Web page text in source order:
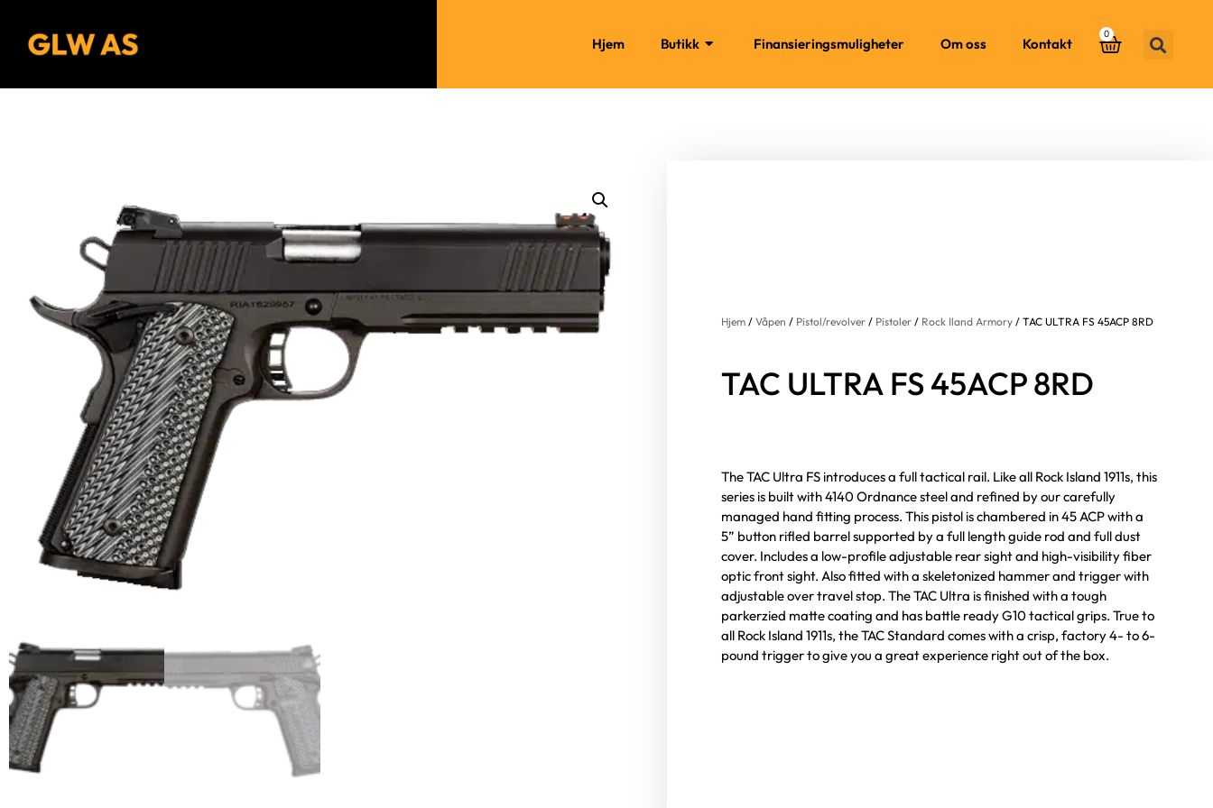
Hjem Butikk Finansieringsmuligheter Om oss Kontakt
0
Hjem /Våpen / Pistol/revolver / Pistoler / Rock Iland Armory / TAC ULTRA FS 45ACP 8RD
TAC ULTRA FS 45ACP 8RD
The TAC Ultra FS introduces a full tactical rail. Like all Rock Island 1911s, this
series is built with 4140 Ordnance steel and refined by our carefully
managed hand fitting process. This pistol is chambered in 45 ACP with a
5” button rifled barrel supported by a full length guide rod and full dust
cover. Includes a low-profile adjustable rear sight and high-visibility fiber
optic front sight. Also fitted with a skeletonized hammer and trigger with
adjustable over travel stop. The TAC Ultra is finished with a tough
parkerzied matte coating and has battle ready G10 tactical grips. True to
all Rock Island 1911s, the TAC Standard comes with a crisp, factory 4- to 6-
pound trigger to give you a great experience right out of the box.